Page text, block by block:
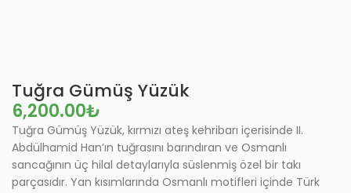
Tuğra Gümüş Yüzük
₺
Tuğra Gümüş Yüzük, kırmızı ateş kehribarı içerisinde II.
Abdülhamid Han’ın tuğrasını barındıran ve Osmanlı
sancağının üç hilal detaylarıyla süslenmiş özel bir takı
parçasıdır. Yan kısımlarında Osmanlı motifleri içinde Türk